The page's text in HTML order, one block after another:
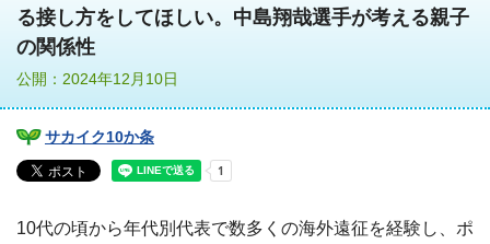
る接し方をしてほしい。中島翔哉選手が考える親子
の関係性
公開：2024年12月10日
サカイク10か条
10代の頃から年代別代表で数多くの海外遠征を経験し、ポ